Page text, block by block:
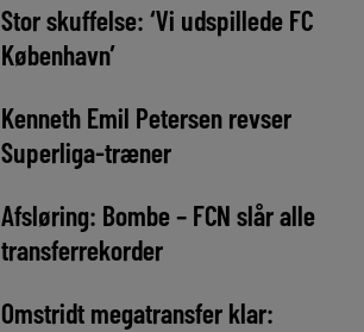
Stor skuffelse: ‘Vi udspillede FC
København’
Kenneth Emil Petersen revser
Superliga-træner
Afsløring: Bombe – FCN slår alle
transferrekorder
Omstridt megatransfer klar: